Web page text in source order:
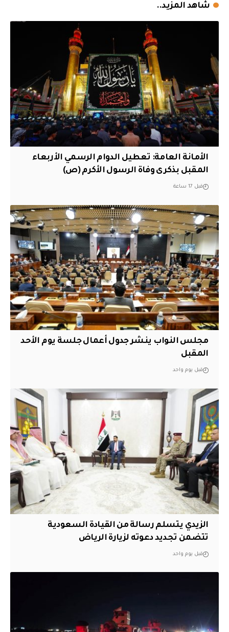
شاهد المزيد..
الأمانة العامة: تعطيل الدوام الرسمي الأربعاء
المقبل بذكرى وفاة الرسول الأكرم (ص)
قبل 17 ساعة
مجلس النواب ينشر جدول أعمال جلسة يوم الأحد
المقبل
قبل يوم واحد
الزيدي يتسلم رسالة من القيادة السعودية
تتضمن تجديد دعوته لزيارة الرياض
قبل يوم واحد